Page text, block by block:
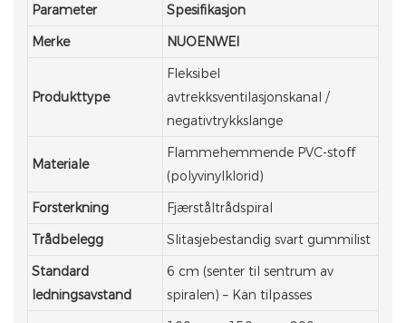
Parameter
Spesifikasjon
Merke
NUOENWEI
Produkttype
Fleksibel
avtrekksventilasjonskanal /
negativtrykkslange
Materiale
Flammehemmende PVC-stoff
(polyvinylklorid)
Forsterkning
Fjærståltrådspiral
Trådbelegg
Slitasjebestandig svart gummilist
Standard
ledningsavstand
6 cm (senter til sentrum av
spiralen) – Kan tilpasses